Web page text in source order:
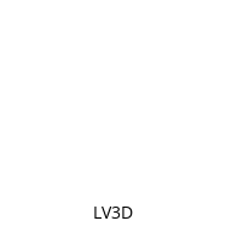
LV3D